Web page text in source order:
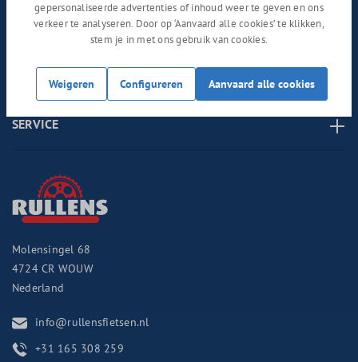
SHOP
OVER ONS
SERVICE
Molensingel 68
4724 CR WOUW
Nederland
info@rullensfietsen.nl
+31 165 308 259
gepersonaliseerde advertenties of inhoud weer te geven en ons
verkeer te analyseren. Door op ‘Aanvaard alle cookies’ te klikken,
stem je in met ons gebruik van cookies.
Weigeren Configureren Aanvaard alle cookies